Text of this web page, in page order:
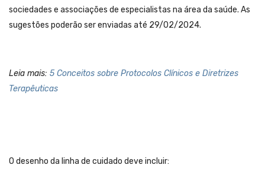
sociedades e associações de especialistas na área da saúde. As
sugestões poderão ser enviadas até 29/02/2024.
Leia mais: 5 Conceitos sobre Protocolos Clínicos e Diretrizes
Terapêuticas
O desenho da linha de cuidado deve incluir: